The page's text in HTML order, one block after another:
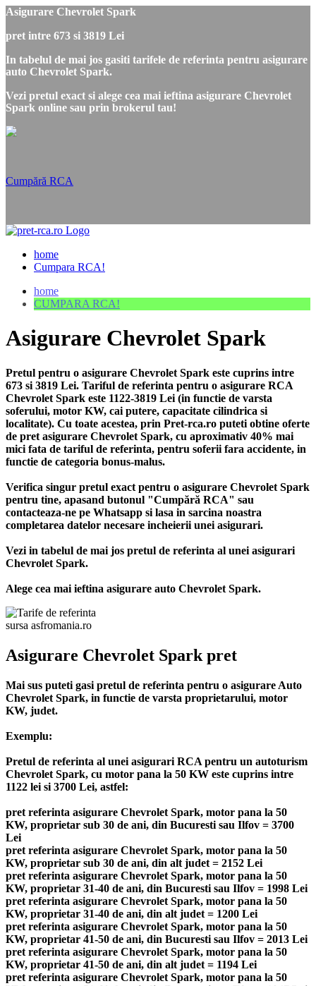
Asigurare Chevrolet Spark
pret intre 673 si 3819 Lei
In tabelul de mai jos gasiti tarifele de referinta pentru asigurare
auto Chevrolet Spark.
Vezi pretul exact si alege cea mai ieftina asigurare Chevrolet
Spark online sau prin brokerul tau!
Cumpără RCA
home
Cumpara RCA!
home
CUMPARA RCA!
Asigurare Chevrolet Spark
Pretul pentru o asigurare Chevrolet Spark este cuprins intre
673 si 3819 Lei. Tariful de referinta pentru o asigurare RCA
Chevrolet Spark este 1122-3819 Lei (in functie de varsta
soferului, motor KW, cai putere, capacitate cilindrica si
localitate). Cu toate acestea, prin Pret-rca.ro puteti obtine oferte
de pret asigurare Chevrolet Spark, cu aproximativ 40% mai
mici fata de tariful de referinta, pentru soferii fara accidente, in
functie de categoria bonus-malus.
Verifica singur pretul exact pentru o asigurare Chevrolet Spark
pentru tine, apasand butonul "Cumpără RCA" sau
contacteaza-ne pe Whatsapp si lasa in sarcina noastra
completarea datelor necesare incheierii unei asigurari.
Vezi in tabelul de mai jos pretul de referinta al unei asigurari
Chevrolet Spark.
Alege cea mai ieftina asigurare auto Chevrolet Spark.
sursa asfromania.ro
Asigurare Chevrolet Spark pret
Mai sus puteti gasi pretul de referinta pentru o asigurare Auto
Chevrolet Spark, in functie de varsta proprietarului, motor
KW, judet.
Exemplu:
Pretul de referinta al unei asigurari RCA pentru un autoturism
Chevrolet Spark, cu motor pana la 50 KW este cuprins intre
1122 lei si 3700 Lei, astfel:
pret referinta asigurare Chevrolet Spark, motor pana la 50
KW, proprietar sub 30 de ani, din Bucuresti sau Ilfov = 3700
Lei
pret referinta asigurare Chevrolet Spark, motor pana la 50
KW, proprietar sub 30 de ani, din alt judet = 2152 Lei
pret referinta asigurare Chevrolet Spark, motor pana la 50
KW, proprietar 31-40 de ani, din Bucuresti sau Ilfov = 1998 Lei
pret referinta asigurare Chevrolet Spark, motor pana la 50
KW, proprietar 31-40 de ani, din alt judet = 1200 Lei
pret referinta asigurare Chevrolet Spark, motor pana la 50
KW, proprietar 41-50 de ani, din Bucuresti sau Ilfov = 2013 Lei
pret referinta asigurare Chevrolet Spark, motor pana la 50
KW, proprietar 41-50 de ani, din alt judet = 1194 Lei
pret referinta asigurare Chevrolet Spark, motor pana la 50